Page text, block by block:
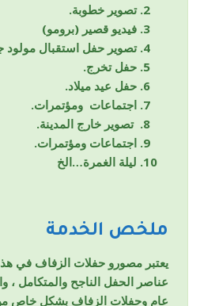
تصوير خطوبة.
فيديو قصير (برومو)
تصوير حفل استقبال مولود
حفل تخرج.
حفل عيد ميلاد.
اجتماعات ومؤتمرات.
تصوير خارج المدينة.
اجتماعات ومؤتمرات.
ليلة الغمرة…الخ
ملخص الخدمة
يعتبر مصورو حفلات الزفاف في
عناصر الحفل الناجح والمتكامل ،
عام وحفلات الزفاف بشكل خاص